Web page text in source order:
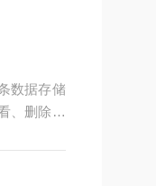
数据存储
、删除数